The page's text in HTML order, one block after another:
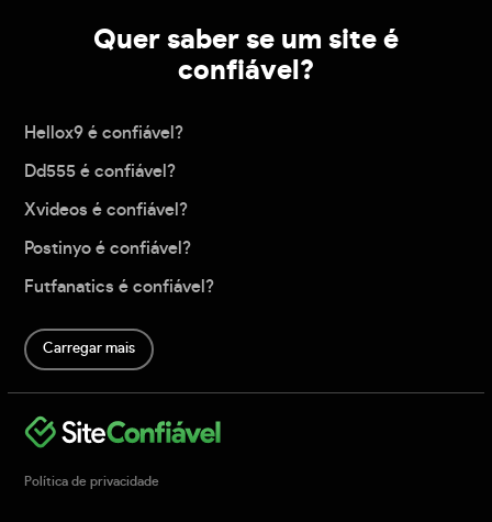
Quer saber se um site é
confiável?
Hellox9 é confiável?
Dd555 é confiável?
Xvideos é confiável?
Postinyo é confiável?
Futfanatics é confiável?
Carregar mais
Política de privacidade